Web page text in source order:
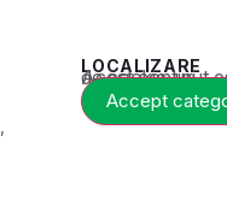
LOCALIZARE
Acest conținut este blocat până când acceptați categoria corespunzătoare de cookie-uri.
Accept